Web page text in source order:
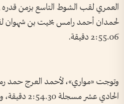
لحمدان أحمد رامس بخيت بن شهوان
2:55.06 دقيقة.
وتوجت «مواري»، لأحمد العرج حمد
الحادي عشر